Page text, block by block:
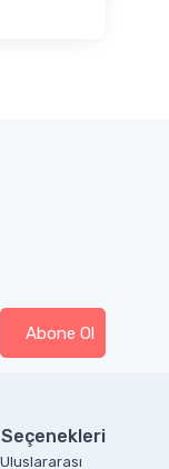
Seçenekleri